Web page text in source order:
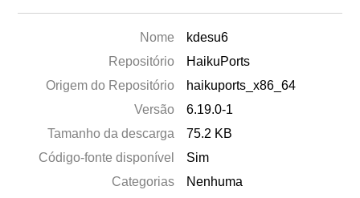
Nome
kdesu6
Repositório
HaikuPorts
Origem do Repositório
haikuports_x86_64
Versão
6.19.0-1
Tamanho da descarga
75.2 KB
Código-fonte disponível
Sim
Categorias
Nenhuma